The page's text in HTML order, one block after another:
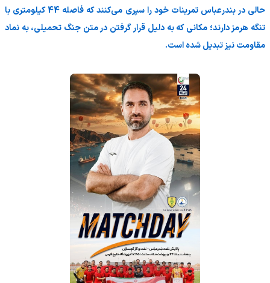
حالی در بندرعباس تمرینات خود را سپری می‌کنند که فاصله 44 کیلومتری با
تنگه هرمز دارند؛ مکانی که به دلیل قرار گرفتن در متن جنگ تحمیلی، به نماد
مقاومت نیز تبدیل شده است.